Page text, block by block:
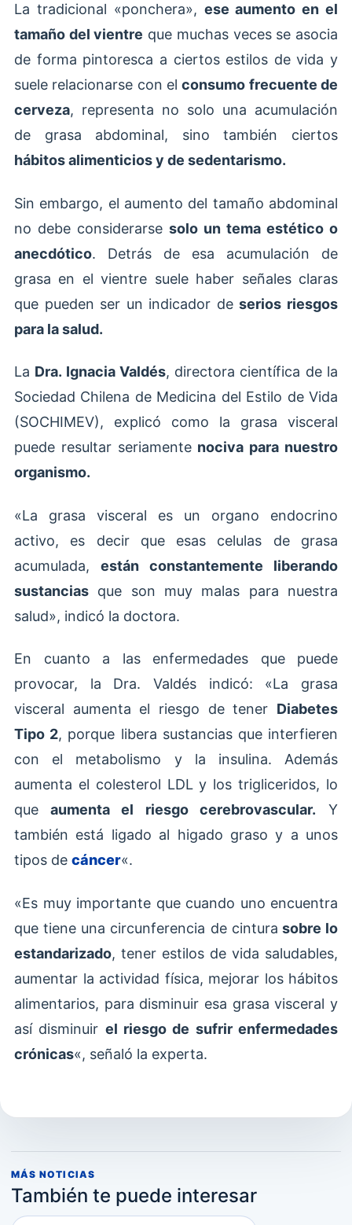
La tradicional «ponchera», ese aumento en el
tamaño del vientre que muchas veces se asocia
de forma pintoresca a ciertos estilos de vida y
suele relacionarse con elconsumo frecuente de
cerveza, representa no solo una acumulación
de grasa abdominal, sino también ciertos
hábitos alimenticios y de sedentarismo.
Sin embargo, el aumento del tamaño abdominal
no debe considerarse solo un tema estético o
anecdótico. Detrás de esa acumulación de
grasa en el vientre suele haber señales claras
que pueden ser un indicador deserios riesgos
para la salud.
La Dra. Ignacia Valdés, directora científica de la
Sociedad Chilena de Medicina del Estilo de Vida
(SOCHIMEV), explicó como la grasa visceral
puede resultar seriamente nociva para nuestro
organismo.
«La grasa visceral es un organo endocrino
activo, es decir que esas celulas de grasa
acumulada, están constantemente liberando
sustancias que son muy malas para nuestra
salud», indicó la doctora.
En cuanto a las enfermedades que puede
provocar, la Dra. Valdés indicó: «La grasa
visceral aumenta el riesgo de tener Diabetes
Tipo 2, porque libera sustancias que interfieren
con el metabolismo y la insulina. Además
aumenta el colesterol LDL y los trigliceridos, lo
que aumenta el riesgo cerebrovascular. Y
también está ligado al higado graso y a unos
tipos de cáncer«.
«Es muy importante que cuando uno encuentra
que tiene una circunferencia de cintura sobre lo
estandarizado, tener estilos de vida saludables,
aumentar la actividad física, mejorar los hábitos
alimentarios, para disminuir esa grasa visceral y
así disminuir el riesgo de sufrir enfermedades
crónicas«, señaló la experta.
MÁS NOTICIAS
También te puede interesar